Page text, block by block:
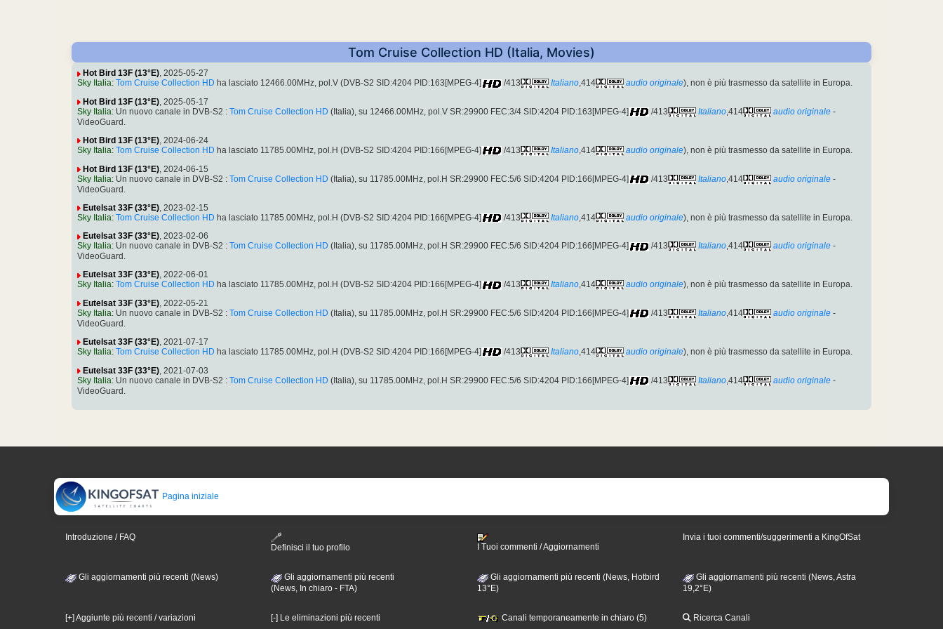
Tom Cruise Collection HD (Italia, Movies)
Hot Bird 13F (13°E), 2025-05-27
Sky Italia: Tom Cruise Collection HD ha lasciato 12466.00MHz, pol.V (DVB-S2 SID:4204 PID:163[MPEG-4] /413 Italiano,414 audio originale), non è più trasmesso da satellite in Europa.
Hot Bird 13F (13°E), 2025-05-17
Sky Italia: Un nuovo canale in DVB-S2 : Tom Cruise Collection HD (Italia), su 12466.00MHz, pol.V SR:29900 FEC:3/4 SID:4204 PID:163[MPEG-4] /413 Italiano,414 audio originale -
VideoGuard.
Hot Bird 13F (13°E), 2024-06-24
Sky Italia: Tom Cruise Collection HD ha lasciato 11785.00MHz, pol.H (DVB-S2 SID:4204 PID:166[MPEG-4] /413 Italiano,414 audio originale), non è più trasmesso da satellite in Europa.
Hot Bird 13F (13°E) , 2024-06-15
Sky Italia: Un nuovo canale in DVB-S2 : Tom Cruise Collection HD (Italia), su 11785.00MHz, pol.H SR:29900 FEC:5/6 SID:4204 PID:166[MPEG-4] /413 Italiano ,414 audio originale -
VideoGuard.
Eutelsat 33F (33°E) , 2023-02-15
Sky Italia: Tom Cruise Collection HD ha lasciato 11785.00MHz, pol.H (DVB-S2 SID:4204 PID:166[MPEG-4] /413 Italiano ,414 audio originale), non è più trasmesso da satellite in Europa.
Eutelsat 33F (33°E), 2023-02-06
Sky Italia: Un nuovo canale in DVB-S2 : Tom Cruise Collection HD (Italia), su 11785.00MHz, pol.H SR:29900 FEC:5/6 SID:4204 PID:166[MPEG-4] /413 Italiano,414 audio originale -
VideoGuard.
Eutelsat 33F (33°E), 2022-06-01
Sky Italia: Tom Cruise Collection HD ha lasciato 11785.00MHz, pol.H (DVB-S2 SID:4204 PID:166[MPEG-4] /413 Italiano,414 audio originale), non è più trasmesso da satellite in Europa.
Eutelsat 33F (33°E), 2022-05-21
Sky Italia: Un nuovo canale in DVB-S2 : Tom Cruise Collection HD (Italia), su 11785.00MHz, pol.H SR:29900 FEC:5/6 SID:4204 PID:166[MPEG-4] /413 Italiano,414 audio originale -
VideoGuard.
Eutelsat 33F (33°E), 2021-07-17
Sky Italia: Tom Cruise Collection HD ha lasciato 11785.00MHz, pol.H (DVB-S2 SID:4204 PID:166[MPEG-4] /413 Italiano,414 audio originale), non è più trasmesso da satellite in Europa.
Eutelsat 33F (33°E) , 2021-07-03
Sky Italia: Un nuovo canale in DVB-S2 : Tom Cruise Collection HD (Italia), su 11785.00MHz, pol.H SR:29900 FEC:5/6 SID:4204 PID:166[MPEG-4] /413 Italiano ,414 audio originale -
VideoGuard.
Pagina iniziale
Introduzione / FAQ
Definisci il tuo profilo
I Tuoi commenti / Aggiornamenti
Invia i tuoi commenti/suggerimenti a KingOfSat
Gli aggiornamenti più recenti (News)
Gli aggiornamenti più recenti
(News, In chiaro - FTA)
Gli aggiornamenti più recenti (News, Hotbird
13°E)
Gli aggiornamenti più recenti (News, Astra
19,2°E)
[+] Aggiunte più recenti / variazioni [-] Le eliminazioni più recenti Canali temporaneamente in chiaro (5) Ricerca Canali